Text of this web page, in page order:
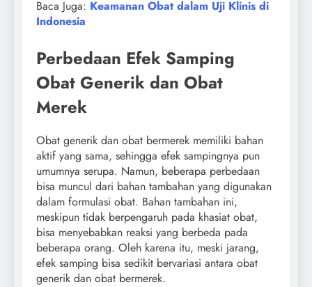
Baca Juga: Keamanan Obat dalam Uji Klinis di
Indonesia
Perbedaan Efek Samping
Obat Generik dan Obat
Merek
Obat generik dan obat bermerek memiliki bahan
aktif yang sama, sehingga efek sampingnya pun
umumnya serupa. Namun, beberapa perbedaan
bisa muncul dari bahan tambahan yang digunakan
dalam formulasi obat. Bahan tambahan ini,
meskipun tidak berpengaruh pada khasiat obat,
bisa menyebabkan reaksi yang berbeda pada
beberapa orang. Oleh karena itu, meski jarang,
efek samping bisa sedikit bervariasi antara obat
generik dan obat bermerek.